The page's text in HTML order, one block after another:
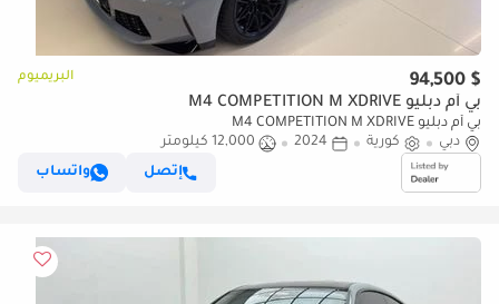
$ 94,500 البريميوم
بي أم دبليو M4 COMPETITION M XDRIVE
بي أم دبليو M4 COMPETITION M XDRIVE
دبي
كورية 2024
12,000 كيلومتر
إتصل
واتساب